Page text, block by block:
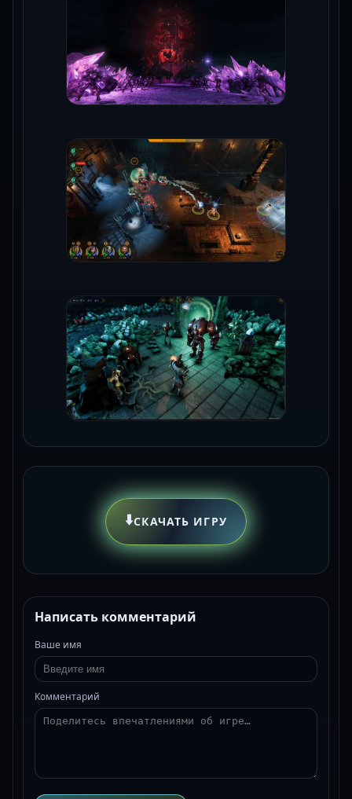
⬇️СКАЧАТЬ ИГРУ
Написать комментарий
Ваше имя
Комментарий